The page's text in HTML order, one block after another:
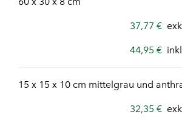
37,77 €
44,95 €
15 x 15 x 10 cm mittelgrau und
32,35 €